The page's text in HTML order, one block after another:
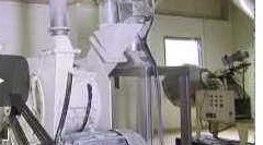
オーツと穀物のターボミル粉砕シ
ターボミル